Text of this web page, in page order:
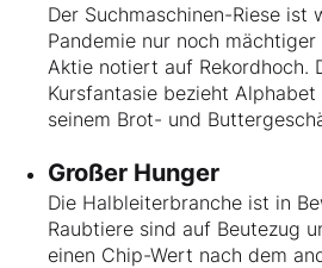
Der Suchmaschinen-Riese ist
Pandemie nur noch
Aktie notiert auf Rekordhoch.
Kursfantasie bezieht
seinem Brot- und
Großer Hunger
Die Halbleiterbranche ist in
Raubtiere sind auf Beutezug
einen Chip-Wert nach dem